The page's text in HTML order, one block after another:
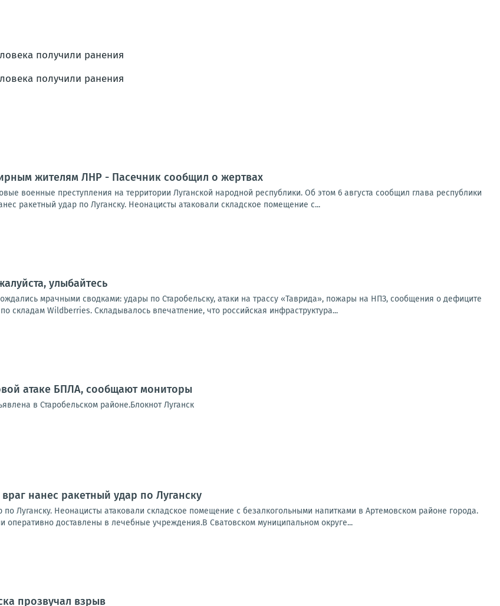
жителям ЛНР - Пасечник сообщил о жертвах
военные преступления на территории Луганской народной республики. Об этом 6 августа сообщил глава республики
ракетный удар по Луганску. Неонацисты атаковали складское помещение с...
улыбайтесь
мрачными сводками: удары по Старобельску, атаки на трассу «Таврида», пожары на НПЗ, сообщения о дефиците
складам Wildberries. Складывалось впечатление, что российская инфраструктура...
атаке БПЛА, сообщают мониторы
в Старобельском районе.Блокнот Луганск
нанес ракетный удар по Луганску
по Луганску. Неонацисты атаковали складское помещение с безалкогольными напитками в Артемовском районе города.
оперативно доставлены в лечебные учреждения.В Сватовском муниципальном округе...
прозвучал взрыв